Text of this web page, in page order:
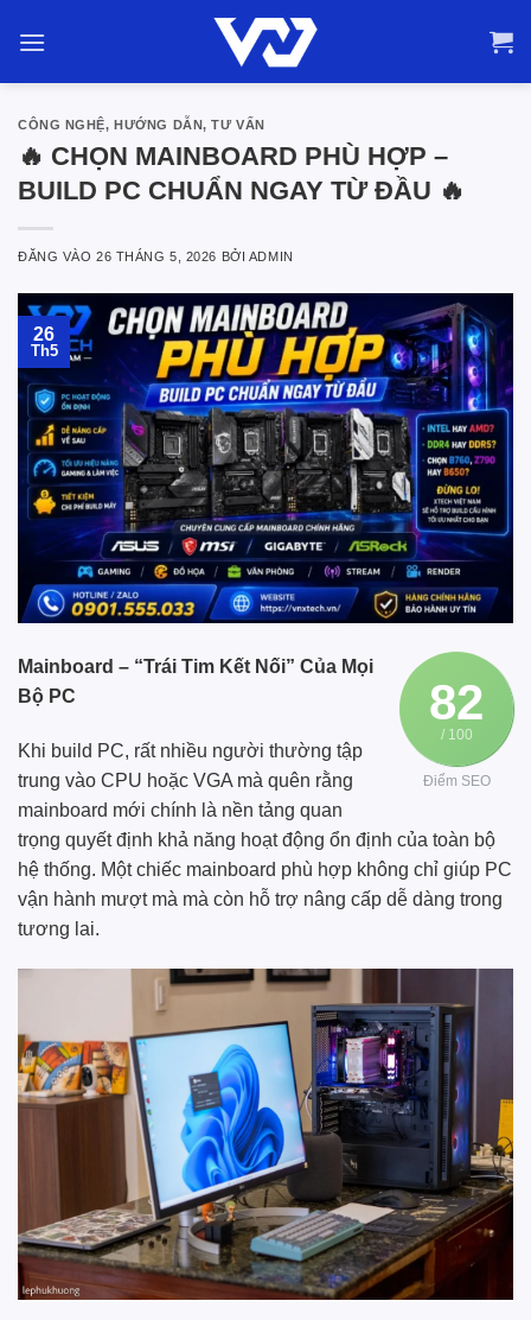
qua
CÔNG NGHỆ,HƯỚNG DẪN,TƯ VẤN
🔥 CHỌN MAINBOARD PHÙ HỢP –
BUILD PC CHUẨN NGAY TỪ ĐẦU 🔥
ĐĂNG VÀO26 THÁNG 5, 2026 BỞI ADMIN
26
Th5
82
/ 100
Điểm SEO
Mainboard – “Trái Tim Kết Nối” Của Mọi
Bộ PC
Khi build PC, rất nhiều người thường tập
trung vào CPU hoặc VGA mà quên rằng
mainboard mới chính là nền tảng quan
trọng quyết định khả năng hoạt động ổn định của toàn bộ
hệ thống. Một chiếc mainboard phù hợp không chỉ giúp PC
vận hành mượt mà mà còn hỗ trợ nâng cấp dễ dàng trong
tương lai.